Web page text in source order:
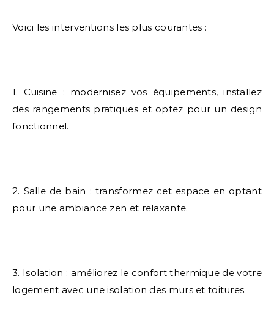
Voici les interventions les plus courantes :
1. Cuisine : modernisez vos équipements, installez
des rangements pratiques et optez pour un design
fonctionnel.
2. Salle de bain : transformez cet espace en optant
pour une ambiance zen et relaxante.
3. Isolation : améliorez le confort thermique de votre
logement avec une isolation des murs et toitures.